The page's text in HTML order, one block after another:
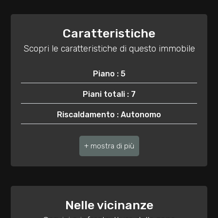
Caratteristiche
Scopri le caratteristiche di questo immobile
Piano : 5
Piani totali : 7
Riscaldamento : Autonomo
Ascensore : Si
Adatto per studenti : Si
Nelle vicinanze
3
4
opzioni